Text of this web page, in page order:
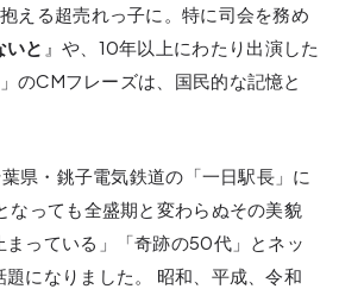
える超売れっ子に。特に司会を務め
いと 』や、10年以上にわたり出演した
」のCMフレーズは、国民的な記憶と
県・銚子電気鉄道の「一日駅長」に
なっても全盛期と変わらぬその美貌
まっている」「奇跡の50代」とネッ
題になりました。 昭和、平成、令和